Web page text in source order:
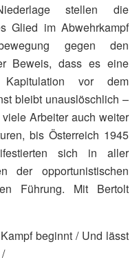
stellen die
Glied im Abwehrkampf
gegen den
Beweis, dass es eine
vor dem
bleibt unauslöschlich –
Arbeiter auch weiter
bis Österreich 1945
sich in aller
der opportunistischen
Führung. Mit Bertolt
beginnt / Und lässt